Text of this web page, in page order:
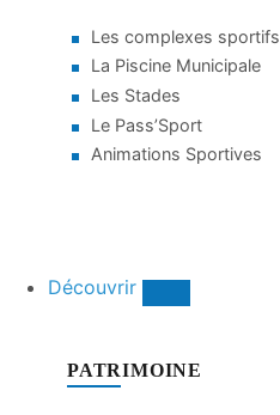
Les complexes sportifs
La Piscine Municipale
Les Stades
Le Pass’Sport
Animations Sportives
Découvrir
PATRIMOINE